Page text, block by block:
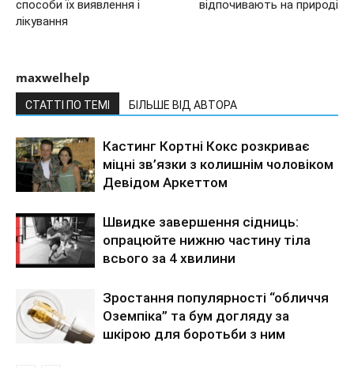
способи їх виявлення і
лікування
відпочивають на природі
maxwelhelp
СТАТТІ ПО ТЕМІ БІЛЬШЕ ВІД АВТОРА
Кастинг Кортні Кокс розкриває
міцні зв’язки з колишнім чоловіком
Девідом Аркеттом
Швидке завершення сідниць:
опрацюйте нижню частину тіла
всього за 4 хвилини
Зростання популярності “обличчя
Оземпіка” та бум догляду за
шкірою для боротьби з ним